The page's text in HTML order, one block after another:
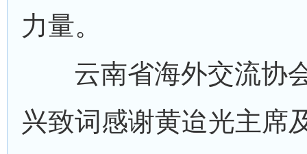
力量。
云南省海外交流协
兴致词感谢黄迨光主席